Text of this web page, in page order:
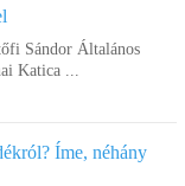
Sándor Általános
Katica ...
Íme, néhány